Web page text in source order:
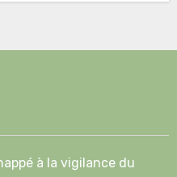
à la vigilance du